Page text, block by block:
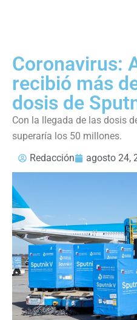
Coronavirus:
recibió más
dosis de
Con la llegada de las dosis
superaría los 50 millones.
Redacción
agosto 24,